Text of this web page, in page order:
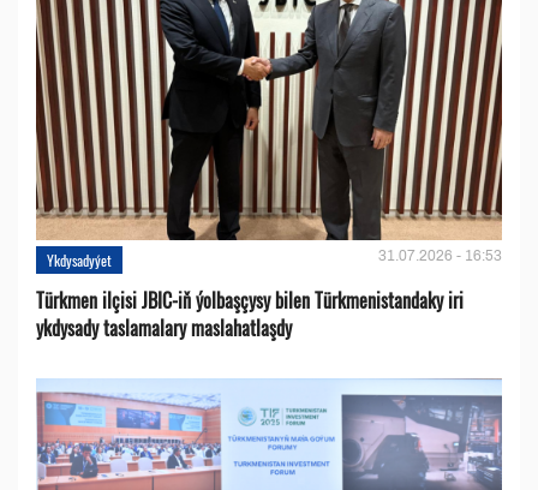
Ykdysadyýet 31.07.2026 - 16:53
Türkmen ilçisi JBIC-iň ýolbaşçysy bilen Türkmenistandaky iri
ykdysady taslamalary maslahatlaşdy